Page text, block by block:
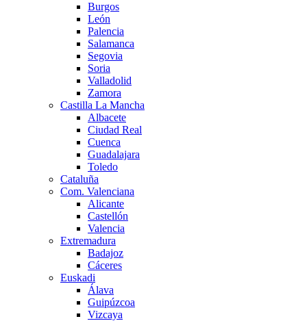
Burgos
León
Palencia
Salamanca
Segovia
Soria
Valladolid
Zamora
Castilla La Mancha
Albacete
Ciudad Real
Cuenca
Guadalajara
Toledo
Cataluña
Com. Valenciana
Alicante
Castellón
Valencia
Extremadura
Badajoz
Cáceres
Euskadi
Álava
Guipúzcoa
Vizcaya